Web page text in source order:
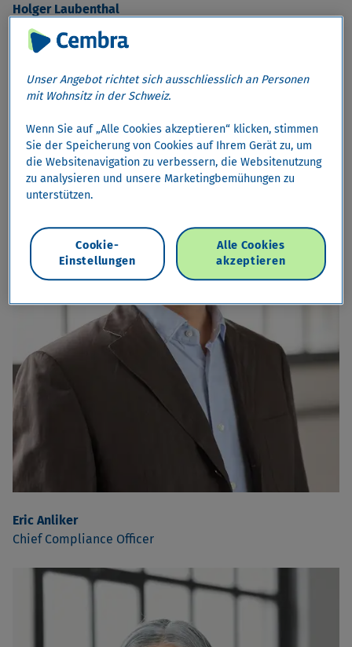
Holger Laubenthal
Chief Executive Officer
Eric Anliker
Chief Compliance Officer
Unser Angebot richtet sich ausschliesslich an Personen
mit Wohnsitz in der Schweiz.
Wenn Sie auf „Alle Cookies akzeptieren“ klicken, stimmen
Sie der Speicherung von Cookies auf Ihrem Gerät zu, um
die Websitenavigation zu verbessern, die Websitenutzung
zu analysieren und unsere Marketingbemühungen zu
unterstützen.
Alle Cookies
akzeptieren
Cookie-
Einstellungen